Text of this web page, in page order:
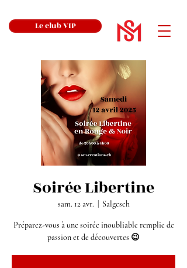
Le club VIP
Soirée Libertine
sam. 12 avr. Salgesch
Préparez-vous à une soirée inoubliable remplie de
passion et de découvertes 😉